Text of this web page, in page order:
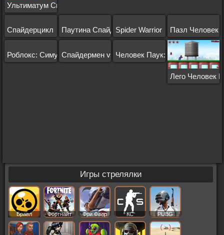
Ультиматум Спайдермен
Спайдерцикл Паутина СпайдерменаSpider Warrior Пазл Человек
Роблокс: Симулятор Человека Паука
Спайдермен vs ВеномЧеловек Паук: Лас Вегас
Лего Человек
Игры стрелялки
Бравл
Старс
Фортнайт Фри Фаер КС PUBG